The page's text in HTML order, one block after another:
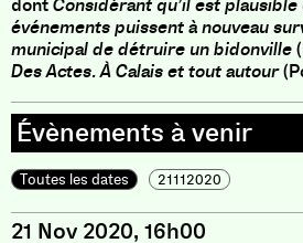
dontConsidérant qu’il est
événements puissent à nouveau
municipal de détruire un bidonville
Des Actes. À Calais et tout autour
Toutes les dates 21112020
21 Nov 2020, 16h00